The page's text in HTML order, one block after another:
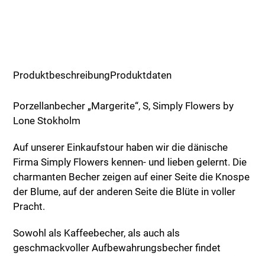
ProduktbeschreibungProduktdaten
Porzellanbecher „Margerite“, S, Simply Flowers by
Lone Stokholm
Auf unserer Einkaufstour haben wir die dänische
Firma Simply Flowers kennen- und lieben gelernt. Die
charmanten Becher zeigen auf einer Seite die Knospe
der Blume, auf der anderen Seite die Blüte in voller
Pracht.
Sowohl als Kaffeebecher, als auch als
geschmackvoller Aufbewahrungsbecher findet